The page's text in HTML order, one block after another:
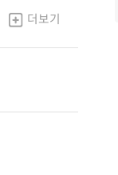
더보기